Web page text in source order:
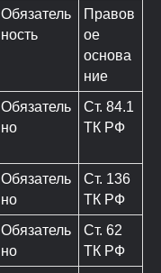
Обязатель
ность
Правов
ое
основа
ние
Обязатель
но
Ст. 84.1
ТК РФ
Обязатель
но
Ст. 136
ТК РФ
Обязатель
но
Ст. 62
ТК РФ